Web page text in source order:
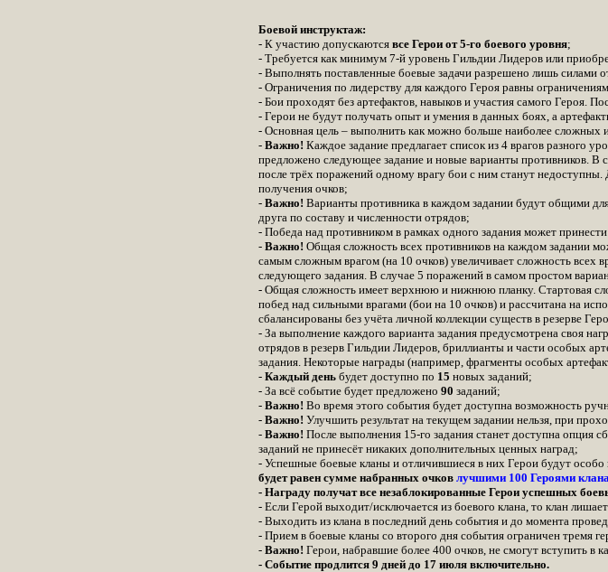
Боевой инструктаж:
- К участию допускаются все Герои от 5-го боевого уровня;
- Требуется как минимум 7-й уровень Гильдии Лидеров или
- Выполнять поставленные боевые задачи разрешено лишь силами
- Ограничения по лидерству для каждого Героя равны
- Бои проходят без артефактов, навыков и участия самого Героя.
- Герои не будут получать опыт и умения в данных боях, а
- Основная цель – выполнить как можно больше наиболее сложных
- Важно! Каждое задание предлагает список из 4 врагов разного
предложено следующее задание и новые варианты противников. В
после трёх поражений одному врагу бои с ним станут недоступны.
получения очков;
- Важно! Варианты противника в каждом задании будут общими
друга по составу и численности отрядов;
- Победа над противником в рамках одного задания может
- Важно! Общая сложность всех противников на каждом задании
самым сложным врагом (на 10 очков) увеличивает сложность всех
следующего задания. В случае 5 поражений в самом простом
- Общая сложность имеет верхнюю и нижнюю планку. Стартовая
побед над сильными врагами (бои на 10 очков) и рассчитана на
сбалансированы без учёта личной коллекции существ в резерве
- За выполнение каждого варианта задания предусмотрена своя
отрядов в резерв Гильдии Лидеров, бриллианты и части особых
задания. Некоторые награды (например, фрагменты особых
- Каждый деньбудет доступно по 15 новых заданий;
- За всё событие будет предложено 90 заданий;
- Важно! Во время этого события будет доступна возможность
- Важно! Улучшить результат на текущем задании нельзя, при
- Важно! После выполнения 15-го задания станет доступна опция
заданий не принесёт никаких дополнительных ценных наград;
- Успешные боевые кланы и отличившиеся в них Герои будут особо
будет равен сумме набранных очков лучшими 100 Героями
- Награду получат все незаблокированные Герои успешных
- Если Герой выходит/исключается из боевого клана, то клан
- Выходить из клана в последний день события и до момента
- Прием в боевые кланы со второго дня события ограничен тремя
- Важно! Герои, набравшие более 400 очков, не смогут вступить в
- Событие продлится 9 дней до 17 июля включительно.